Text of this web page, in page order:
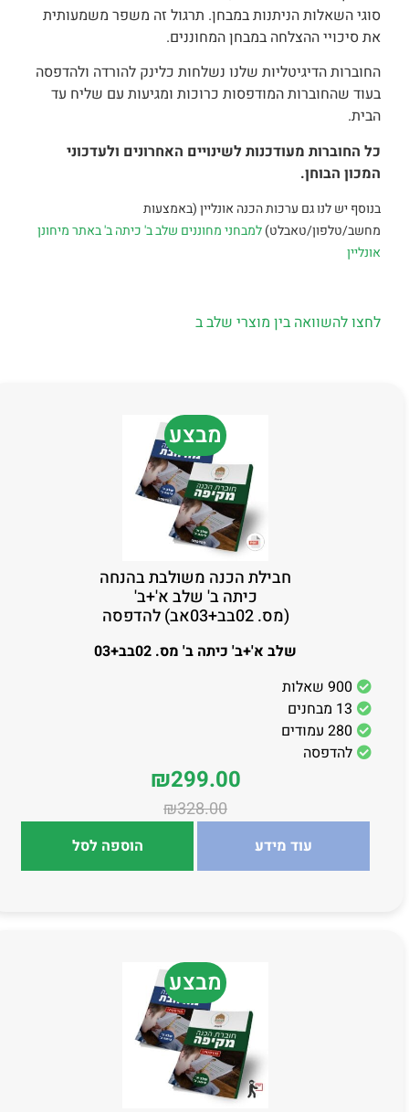
סוגי השאלות הניתנות במבחן. תרגול זה משפר משמעותית
את סיכויי ההצלחה במבחן המחוננים.
החוברות הדיגיטליות שלנו נשלחות כלינק להורדה ולהדפסה
בעוד שהחוברות המודפסות כרוכות ומגיעות עם שליח עד
הבית.
כל החוברות מעודכנות לשינויים האחרונים ולעדכוני
המכון הבוחן.
בנוסף יש לנו גם ערכות הכנה אונליין (באמצעות
מחשב/טלפון/טאבלט)למבחני מחוננים שלב ב' כיתה ב' באתר מיחונן
אונליין
לחצו להשוואה בין מוצרי שלב ב
מבצע
חבילת הכנה משולבת בהנחה
כיתה ב' שלב א'+ב'
(מס. 02בב+03אב) להדפסה
900 שאלות
13 מבחנים
280 עמודים
להדפסה
₪328.00
₪299.00
שלב א'+ב' כיתה ב' מס. 02בב+03
עוד מידע הוספה לסל
מבצע